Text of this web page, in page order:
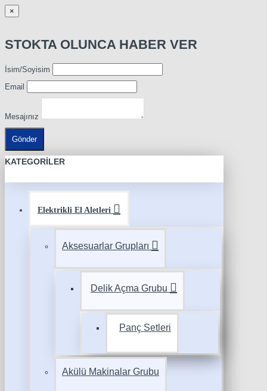
×
STOKTA OLUNCA HABER VER
İsim/Soyisim
Email
Mesajınız
Gönder
KATEGORILER
Elektrikli El Aletleri
Aksesuarlar Grupları
Delik Açma Grubu
Panç Setleri
Akülü Makinalar Grubu